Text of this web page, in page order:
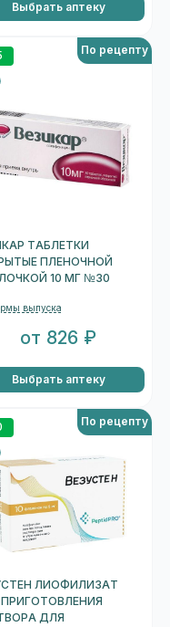
Выбрать аптеку
По рецепту
ТАБЛЕТКИ
ПЛЕНОЧНОЙ
10 МГ №30
выпуска
от 826 ₽
Выбрать аптеку
По рецепту
ЛИОФИЛИЗАТ
ДЛЯ